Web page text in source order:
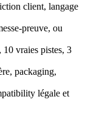
client, langage
preuve, ou
10 vraies pistes, 3
packaging,
légale et